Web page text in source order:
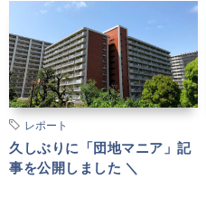
レポート
久しぶりに「団地マニア」記
事を公開しました ＼